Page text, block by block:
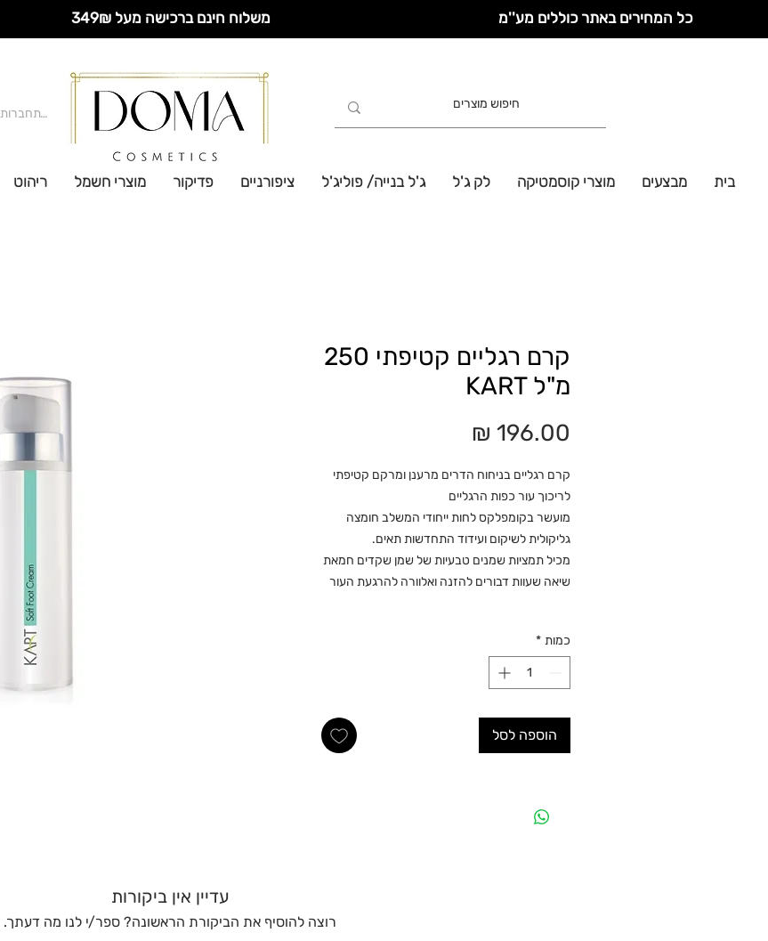
משלוח חינם ברכישה מעל 349₪ כל המחירים באתר כוללים מע''מ
להתחברות
בית מבצעים מוצרי קוסמטיקה לק ג'ל ג'ל בנייה/ פוליג'ל ציפורניים פדיקור מוצרי חשמל ריהוט
קרם רגליים קטיפתי 250
מ"ל KART
קרם רגליים בניחוח הדרים מרענן ומרקם קטיפתי
לריכוך עור כפות הרגליים
מועשר בקומפלקס לחות ייחודי המשלב חומצה
גליקולית לשיקום ועידוד התחדשות תאים.
מכיל תמציות שמנים טבעיות של שמן שקדים חמאת
שיאה שעוות דבורים להזנה ואלוורה להרגעת העור
כמות *
הוספה לסל
עדיין אין ביקורות
רוצה להוסיף את הביקורת הראשונה? ספר/י לנו מה דעתך.